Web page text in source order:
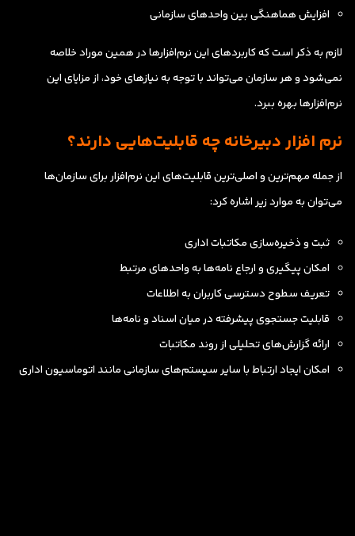
افزایش هماهنگی بین واحدهای سازمانی
لازم به ذکر است که کاربردهای این نرم‌افزارها در همین موراد خلاصه
نمی‌شود و هر سازمان می‌تواند با توجه به نیازهای خود، از مزایای این
نرم‌افزارها بهره ببرد.
نرم افزار دبیرخانه چه قابلیت‌هایی دارند؟
از جمله مهم‌ترین و اصلی‌ترین قابلیت‌های این نرم‌افزار برای سازمان‌ها
می‌توان به موارد زیر اشاره کرد:
ثبت و ذخیره‌سازی مکاتبات اداری
امکان پیگیری و ارجاع نامه‌ها به واحدهای مرتبط
تعریف سطوح دسترسی کاربران به اطلاعات
قابلیت جستجوی پیشرفته در میان اسناد و نامه‌ها
ارائه گزارش‌های تحلیلی از روند مکاتبات
امکان ایجاد ارتباط با سایر سیستم‌های سازمانی مانند اتوماسیون اداری